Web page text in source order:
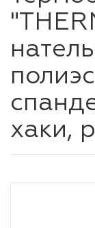
хаки,